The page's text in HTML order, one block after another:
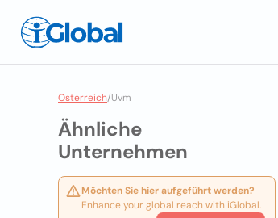
Osterreich/Uvm
Ähnliche
Unternehmen
Möchten Sie hier aufgeführt werden?
Enhance your global reach with iGlobal.